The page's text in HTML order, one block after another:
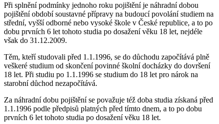
Při splnění podmínky jednoho roku pojištění je náhradní dobou
pojištění období soustavné přípravy na budoucí povolání studiem na
střední, vyšší odborné nebo vysoké škole v České republice, a to po
dobu prvních 6 let tohoto studia po dosažení věku 18 let, nejdéle
však do 31.12.2009.
Těm, kteří studovali před 1.1.1996, se do důchodu započítává plně
veškeré studium od skončení povinné školní docházky do dovršení
18 let. Při studiu po 1.1.1996 se studium do 18 let pro nárok na
starobní důchod nezapočítává.
Za náhradní dobu pojištění se považuje též doba studia získaná před
1.1.1996 podle předpisů platných před tímto dnem, a to po dobu
prvních 6 let tohoto studia po dosažení věku 18 let.